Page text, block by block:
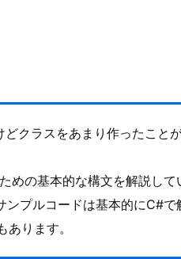
クラスをあまり作ったこと
めの基本的な構文を解説し
ンプルコードは基本的にC#
ります。